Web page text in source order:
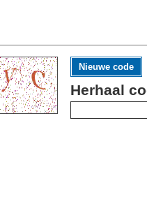
Nieuwe code
Herhaal